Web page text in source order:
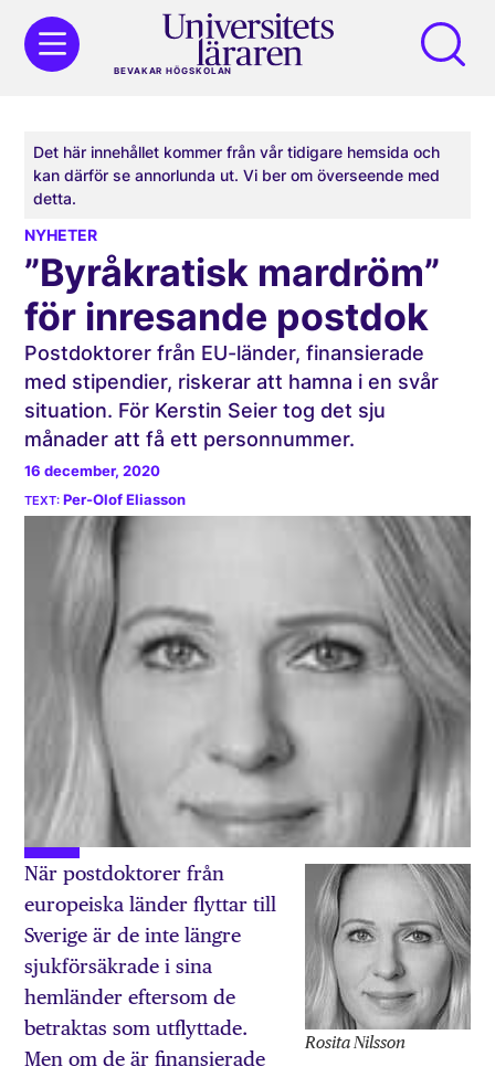
BEVAKAR HÖGSKOLAN
Det här innehållet kommer från vår tidigare hemsida och
kan därför se annorlunda ut. Vi ber om överseende med
detta.
NYHETER
”Byråkratisk mardröm”
för inresande postdok
Postdoktorer från EU-länder, finansierade
med stipendier, riskerar att hamna i en svår
situation. För Kerstin Seier tog det sju
månader att få ett personnummer.
16 december, 2020
Per-Olof Eliasson
Rosita Nilsson
När postdoktorer från
europeiska länder flyttar till
Sverige är de inte längre
sjukförsäkrade i sina
hemländer eftersom de
betraktas som utflyttade.
Men om de är finansierade